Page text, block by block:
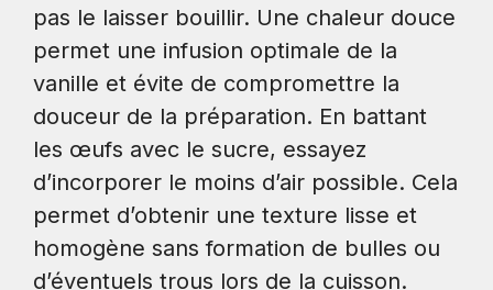
pas le laisser bouillir. Une chaleur douce
permet une infusion optimale de la
vanille et évite de compromettre la
douceur de la préparation. En battant
les œufs avec le sucre, essayez
d’incorporer le moins d’air possible. Cela
permet d’obtenir une texture lisse et
homogène sans formation de bulles ou
d’éventuels trous lors de la cuisson.